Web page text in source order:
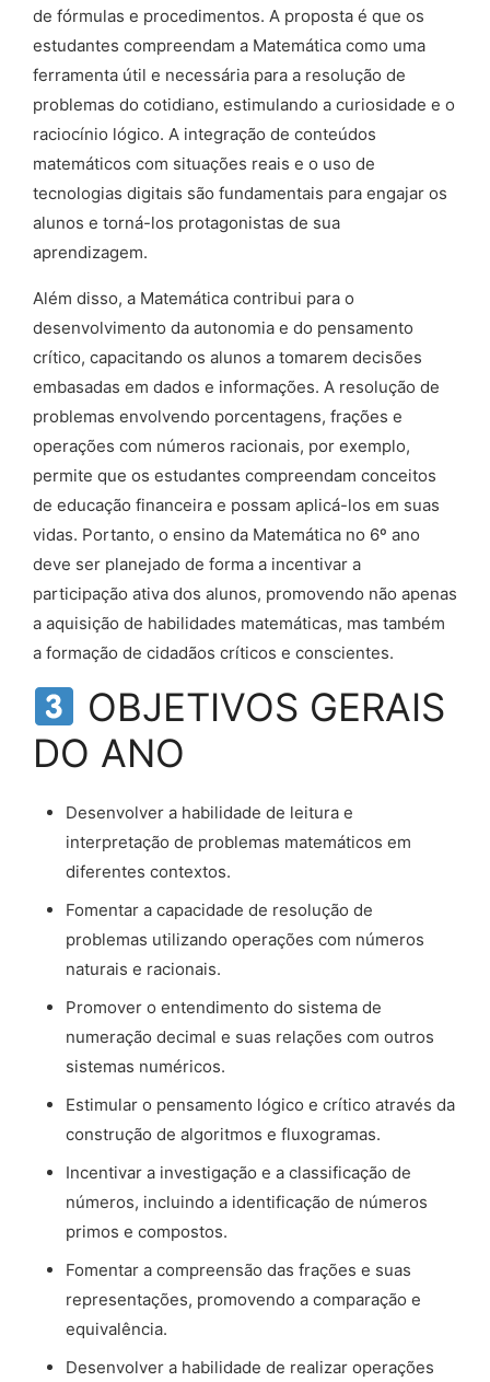
de fórmulas e procedimentos. A proposta é que os
estudantes compreendam a Matemática como uma
ferramenta útil e necessária para a resolução de
problemas do cotidiano, estimulando a curiosidade e o
raciocínio lógico. A integração de conteúdos
matemáticos com situações reais e o uso de
tecnologias digitais são fundamentais para engajar os
alunos e torná-los protagonistas de sua
aprendizagem.
Além disso, a Matemática contribui para o
desenvolvimento da autonomia e do pensamento
crítico, capacitando os alunos a tomarem decisões
embasadas em dados e informações. A resolução de
problemas envolvendo porcentagens, frações e
operações com números racionais, por exemplo,
permite que os estudantes compreendam conceitos
de educação financeira e possam aplicá-los em suas
vidas. Portanto, o ensino da Matemática no 6º ano
deve ser planejado de forma a incentivar a
participação ativa dos alunos, promovendo não apenas
a aquisição de habilidades matemáticas, mas também
a formação de cidadãos críticos e conscientes.
OBJETIVOS GERAIS
DO ANO
Desenvolver a habilidade de leitura e
interpretação de problemas matemáticos em
diferentes contextos.
Fomentar a capacidade de resolução de
problemas utilizando operações com números
naturais e racionais.
Promover o entendimento do sistema de
numeração decimal e suas relações com outros
sistemas numéricos.
Estimular o pensamento lógico e crítico através da
construção de algoritmos e fluxogramas.
Incentivar a investigação e a classificação de
números, incluindo a identificação de números
primos e compostos.
Fomentar a compreensão das frações e suas
representações, promovendo a comparação e
equivalência.
Desenvolver a habilidade de realizar operações